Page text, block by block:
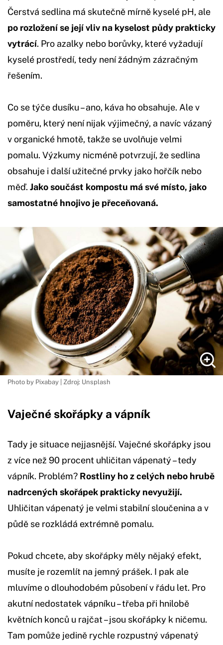
Čerstvá sedlina má skutečně mírně kyselé pH, ale
po rozložení se její vliv na kyselost půdy prakticky
vytrácí. Pro azalky nebo borůvky, které vyžadují
kyselé prostředí, tedy není žádným zázračným
řešením.
Co se týče dusíku – ano, káva ho obsahuje. Ale v
poměru, který není nijak výjimečný, a navíc vázaný
v organické hmotě, takže se uvolňuje velmi
pomalu. Výzkumy nicméně potvrzují, že sedlina
obsahuje i další užitečné prvky jako hořčík nebo
měď. Jako součást kompostu má své místo, jako
samostatné hnojivo je přeceňovaná.
Photo by Pixabay | Zdroj: Unsplash
Vaječné skořápky a vápník
Tady je situace nejjasnější. Vaječné skořápky jsou
z více než 90 procent uhličitan vápenatý – tedy
vápník. Problém? Rostliny ho z celých nebo hrubě
nadrcených skořápek prakticky nevyužijí.
Uhličitan vápenatý je velmi stabilní sloučenina a v
půdě se rozkládá extrémně pomalu.
Pokud chcete, aby skořápky měly nějaký efekt,
musíte je rozemlít na jemný prášek. I pak ale
mluvíme o dlouhodobém působení v řádu let. Pro
akutní nedostatek vápníku – třeba při hnilobě
květních konců u rajčat – jsou skořápky k ničemu.
Tam pomůže jedině rychle rozpustný vápenatý